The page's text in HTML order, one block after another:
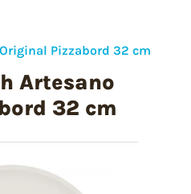
Pizzabord 32 cm
Artesano
32 cm